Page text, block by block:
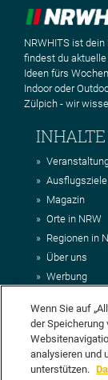
NRWHITS ist
findest du
Ideen fürs
Indoor oder
Zülpich - wir
INHALTE
Ausflugsziele
Magazin
Orte in NRW
Regionen in
Über uns
Werbung
Impressum
AGB
Datenschutz
DEIN
Wenn Sie auf
der Speicherung
analysieren und
unterstützen.